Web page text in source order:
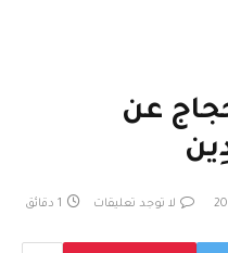
عن
لا توجد تعليقات 1 دقائق